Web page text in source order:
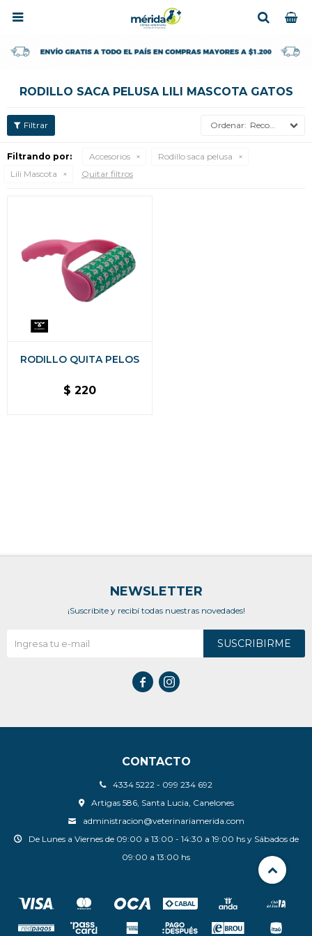

RODILLO SACA PELUSA LILI MASCOTA GATOS
Recomendados
Filtrando por: Accesorios
Rodillo saca pelusa
Lili Mascota
Quitar filtros
RODILLO QUITA PELOS
$ 220
CONTACTO
4334 5222 - 099 234 692
Artigas 586, Santa Lucia, Canelones
administracion@veterinariamerida.com
De Lunes a Viernes de 09:00 a 13:00 - 14:30 a 19:00 hs y Sábados de
09:00 a 13:00 hs
NEWSLETTER
¡Suscribite y recibí todas nuestras novedades!
SUSCRIBIRME
 